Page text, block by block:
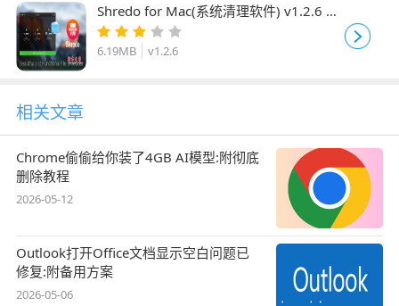
Shredo for Mac(系统清理软件) v1.2.6 苹
果电脑版
6.19MB v1.2.6
相关文章
Chrome偷偷给你装了4GB AI模型:附彻底
删除教程
2026-05-12
Outlook打开Office文档显示空白问题已
修复:附备用方案
2026-05-06